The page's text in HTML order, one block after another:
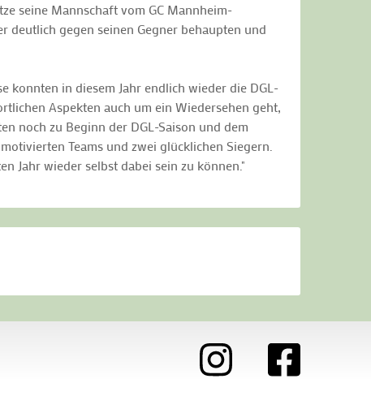
seine Mannschaft vom GC Mannheim-
deutlich gegen seinen Gegner behaupten und
konnten in diesem Jahr endlich wieder die DGL-
Aspekten auch um ein Wiedersehen geht,
noch zu Beginn der DGL-Saison und dem
Teams und zwei glücklichen Siegern.
Jahr wieder selbst dabei sein zu können."